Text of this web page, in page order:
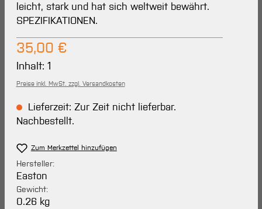
leicht, stark und hat sich weltweit bewährt.
SPEZIFIKATIONEN.
Regulärer Preis:
35,00 €
Inhalt: 1
Preise inkl. MwSt. zzgl. Versandkosten
Lieferzeit: Zur Zeit nicht lieferbar.
Nachbestellt.
Zum Merkzettel hinzufügen
Hersteller:
Easton
Gewicht:
0.26 kg